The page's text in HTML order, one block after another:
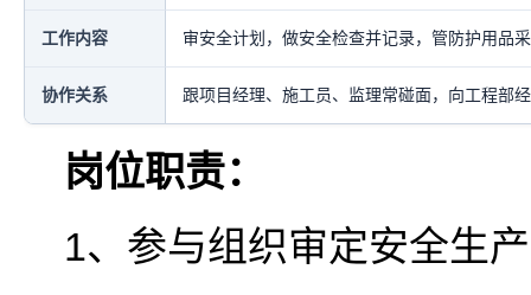
工作内容 审安全计划，做安全检查并记录，管防护用品
协作关系 跟项目经理、施工员、监理常碰面，向工程部
岗位职责：
1、参与组织审定安全生